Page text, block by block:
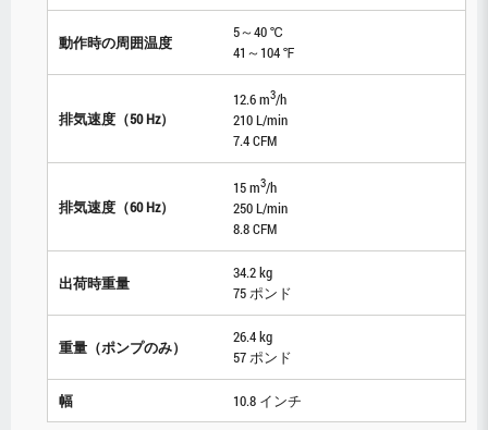
動作時の周囲温度
5～40 ℃
41～104 ℉
排気速度（50 Hz）
12.6 m3/h
210 L/min
7.4 CFM
排気速度（60 Hz）
15 m3/h
250 L/min
8.8 CFM
出荷時重量
34.2 kg
75 ポンド
重量（ポンプのみ）
26.4 kg
57 ポンド
幅 10.8 インチ